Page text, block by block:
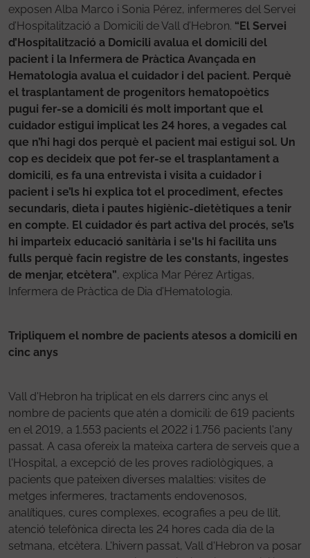
exposen Alba Marco i Sonia Pérez, infermeres del Servei
d’Hospitalització a Domicili de Vall d’Hebron. “El Servei
d’Hospitalització a Domicili avalua el domicili del
pacient i la Infermera de Pràctica Avançada en
Hematologia avalua el cuidador i del pacient. Perquè
el trasplantament de progenitors hematopoètics
pugui fer-se a domicili és molt important que el
cuidador estigui implicat les 24 hores, a vegades cal
que n’hi hagi dos perquè el pacient mai estigui sol. Un
cop es decideix que pot fer-se el trasplantament a
domicili, es fa una entrevista i visita a cuidador i
pacient i se’ls hi explica tot el procediment, efectes
secundaris, dieta i pautes higiènic-dietètiques a tenir
en compte. El cuidador és part activa del procés, se’ls
hi imparteix educació sanitària i se'ls hi facilita uns
fulls perquè facin registre de les constants, ingestes
de menjar, etcètera”, explica Mar Pérez Artigas,
Infermera de Pràctica de Dia d’Hematologia.
Tripliquem el nombre de pacients atesos a domicili en
cinc anys
Vall d'Hebron ha triplicat en els darrers cinc anys el
nombre de pacients que atén a domicili: de 619 pacients
en el 2019, a 1.553 pacients el 2022 i 1.756 pacients l'any
passat. A casa ofereix la mateixa cartera de serveis que a
l'Hospital, a excepció de les proves radiològiques, a
pacients que pateixen diverses malalties: visites de
metges infermeres, tractaments endovenosos,
analítiques, cures complexes, ecografies a peu de llit,
atenció telefònica directa les 24 hores cada dia de la
setmana, etcètera. L'hivern passat, Vall d'Hebron va posar